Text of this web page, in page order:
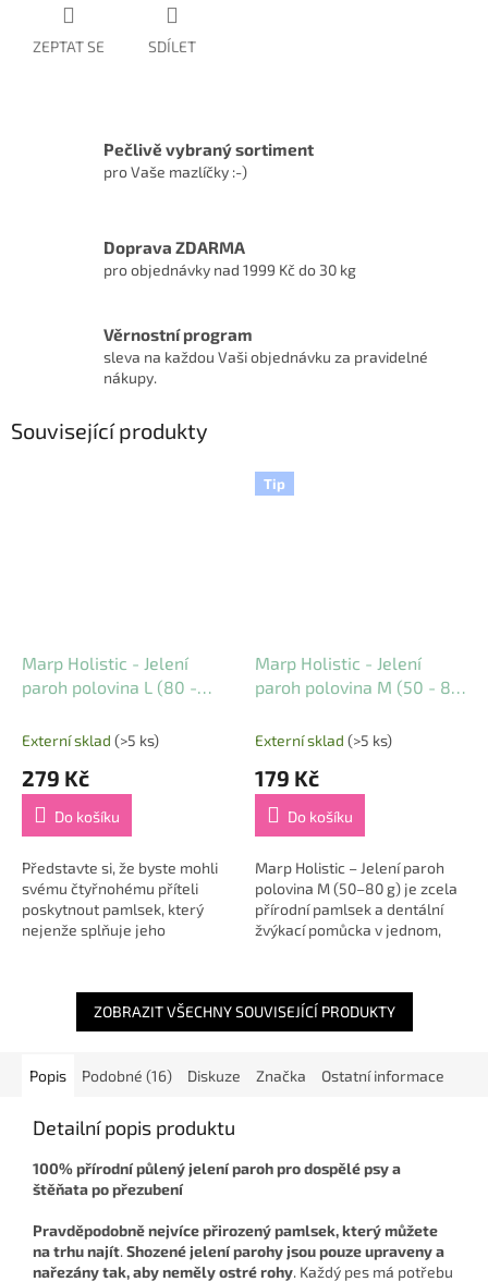
ZEPTAT SE SDÍLET
Pečlivě vybraný sortiment
pro Vaše mazlíčky :-)
Doprava ZDARMA
pro objednávky nad 1999 Kč do 30 kg
Věrnostní program
sleva na každou Vaši objednávku za pravidelné
nákupy.
Související produkty
Marp Holistic - Jelení
paroh polovina L (80 -
Externí sklad (>5 ks)
279 Kč
Do košíku
Představte si, že byste mohli
svému čtyřnohému příteli
poskytnout pamlsek, který
nejenže splňuje jeho
zdravý chrup a...
Tip
Marp Holistic - Jelení
paroh polovina M (50 - 80
Externí sklad (>5 ks)
179 Kč
Do košíku
Marp Holistic – Jelení paroh
polovina M (50–80 g) je zcela
přírodní pamlsek a dentální
žvýkací pomůcka v jednom,
Jedná se o...
ZOBRAZIT VŠECHNY SOUVISEJÍCÍ PRODUKTY
Popis Podobné (16) Diskuze Značka Ostatní informace
Detailní popis produktu
100% přírodní půlený jelení paroh pro dospělé psy a
štěňata po přezubení
Pravděpodobně nejvíce přirozený pamlsek, který můžete
na trhu najít. Shozené jelení parohy jsou pouze upraveny a
nařezány tak, aby neměly ostré rohy. Každý pes má potřebu